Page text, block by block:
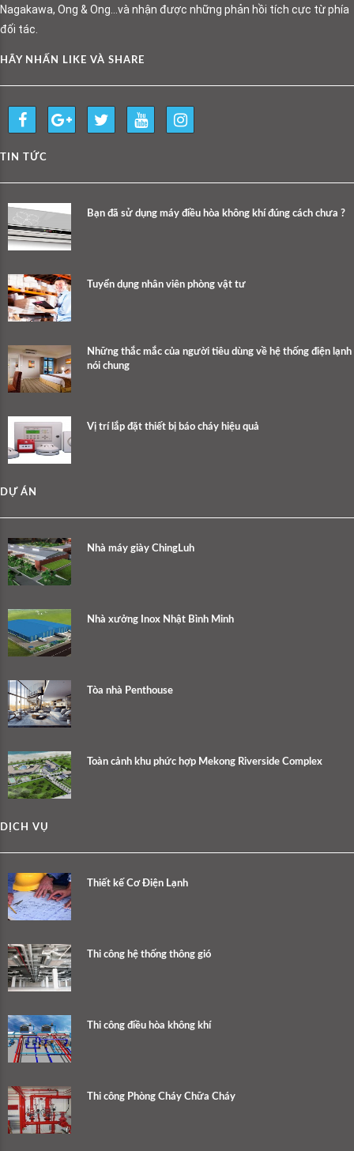
Nagakawa, Ong & Ong…và nhận được những phản hồi tích cực từ phía
đối tác.
HÃY NHẤN LIKE VÀ SHARE
TIN TỨC
Bạn đã sử dụng máy điều hòa không khí đúng cách chưa ?
Tuyển dụng nhân viên phòng vật tư
Những thắc mắc của người tiêu dùng về hệ thống điện lạnh
nói chung
Vị trí lắp đặt thiết bị báo cháy hiệu quả
DỰ ÁN
Nhà máy giày ChingLuh
Nhà xưởng Inox Nhật Bình Minh
Tòa nhà Penthouse
Toàn cảnh khu phức hợp Mekong Riverside Complex
DỊCH VỤ
Thiết kế Cơ Điện Lạnh
Thi công hệ thống thông gió
Thi công điều hòa không khí
Thi công Phòng Cháy Chữa Cháy